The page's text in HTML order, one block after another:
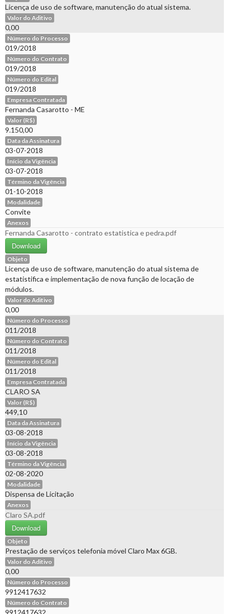
Licença de uso de software, manutenção do atual sistema.
Valor do Aditivo
0,00
Número do Processo
019/2018
Número do Contrato
019/2018
Número do Edital
019/2018
Empresa Contratada
Fernanda Casarotto - ME
Valor (R$)
9.150,00
Data da Assinatura
03-07-2018
Início da Vigência
03-07-2018
Término da Vigência
01-10-2018
Modalidade
Convite
Anexos
Fernanda Casarotto - contrato estatistica e pedra.pdf
Download
Objeto
Licença de uso de software, manutenção do atual sistema de
estatistifica e implementação de nova função de locação de
módulos.
Valor do Aditivo
0,00
Número do Processo
011/2018
Número do Contrato
011/2018
Número do Edital
011/2018
Empresa Contratada
CLARO SA
Valor (R$)
449,10
Data da Assinatura
03-08-2018
Início da Vigência
03-08-2018
Término da Vigência
02-08-2020
Modalidade
Dispensa de Licitação
Anexos
Claro SA.pdf
Download
Objeto
Prestação de serviços telefonia móvel Claro Max 6GB.
Valor do Aditivo
0,00
Número do Processo
9912417632
Número do Contrato
9912417632